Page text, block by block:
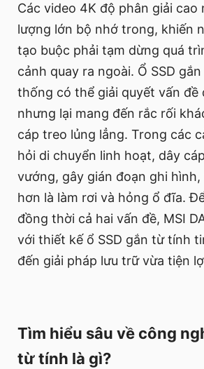
Các video 4K độ phân giải cao
lượng lớn bộ nhớ trong, khiến
tạo buộc phải tạm dừng quá
cảnh quay ra ngoài. Ổ SSD
thống có thể giải quyết vấn đề
nhưng lại mang đến rắc rối
cáp treo lủng lẳng. Trong các
hỏi di chuyển linh hoạt, dây
vướng, gây gián đoạn ghi
hơn là làm rơi và hỏng ổ đĩa.
đồng thời cả hai vấn đề, MSI
với thiết kế ổ SSD gắn từ tính
đến giải pháp lưu trữ vừa tiện
Tìm hiểu sâu về công
từ tính là gì?